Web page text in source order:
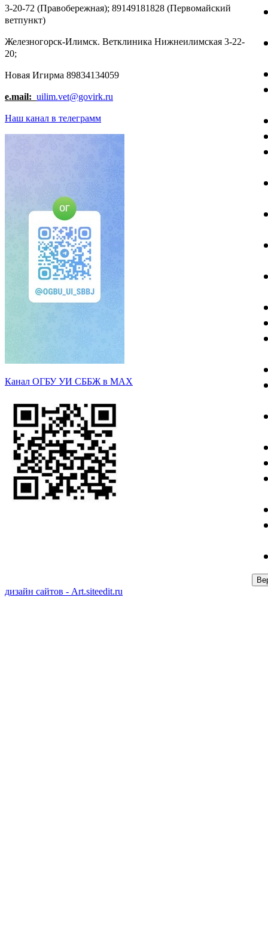
3-20-72 (Правобережная); 89149181828 (Первомайский
ветпункт)
Железногорск-Илимск. Ветклиника Нижнеилимская 3-22-
20;
Новая Игирма 89834134059
e.mail: uilim.vet@govirk.ru
Наш канал в телеграмм
Канал ОГБУ УИ СББЖ в МАХ
дизайн сайтов - Art.siteedit.ru